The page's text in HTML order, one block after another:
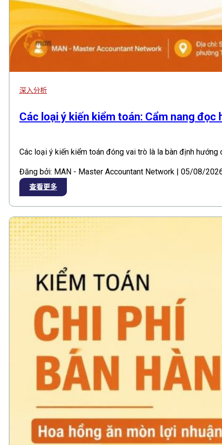
深入分析
Các loại ý kiến kiểm toán: Cẩm nang đọc
Các loại ý kiến kiểm toán đóng vai trò là la bàn định hướng
Đăng bởi: MAN - Master Accountant Network | 05/08/
查看更多